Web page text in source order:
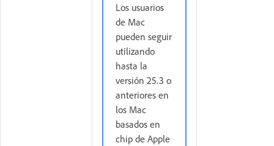
Los usuarios
de Mac
pueden seguir
utilizando
hasta la
versión 25.3 o
anteriores en
los Mac
basados en
chip de Apple